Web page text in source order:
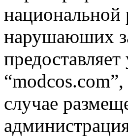
национальной
нарушаюших
случае